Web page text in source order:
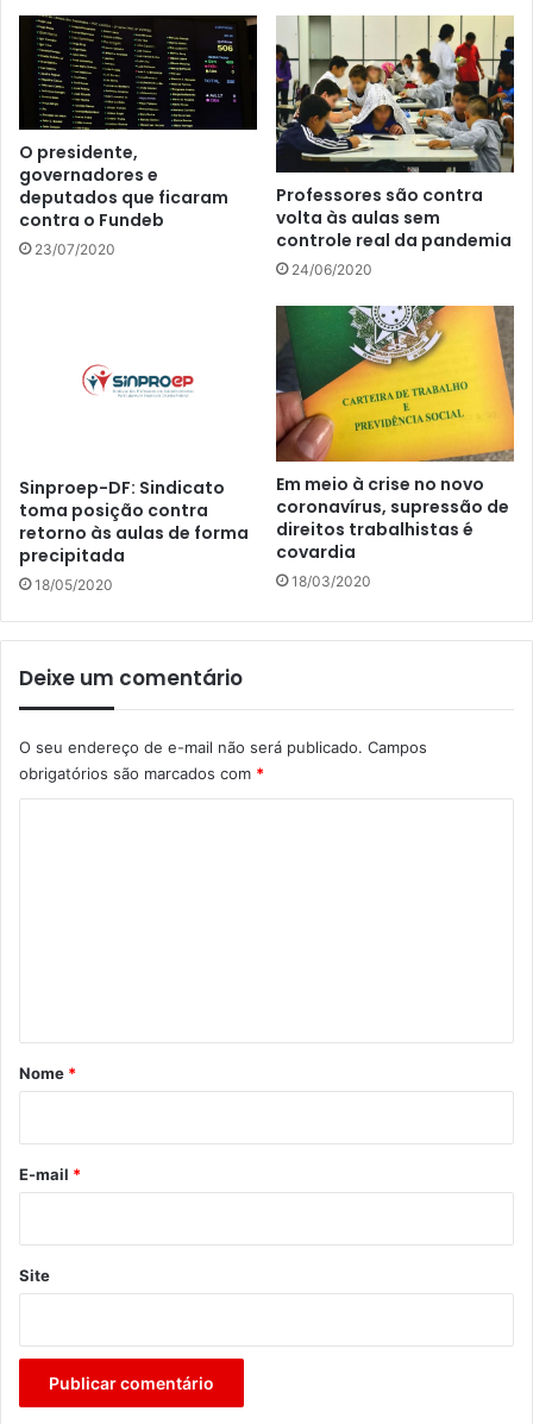
O presidente,
governadores e
deputados que ficaram
contra o Fundeb
23/07/2020
Professores são contra
volta às aulas sem
controle real da pandemia
24/06/2020
Sinproep-DF: Sindicato
toma posição contra
retorno às aulas de forma
precipitada
18/05/2020
Em meio à crise no novo
coronavírus, supressão de
direitos trabalhistas é
covardia
18/03/2020
Deixe um comentário
O seu endereço de e-mail não será publicado. Campos
obrigatórios são marcados com *
r
*
Nome *
E-mail *
Site